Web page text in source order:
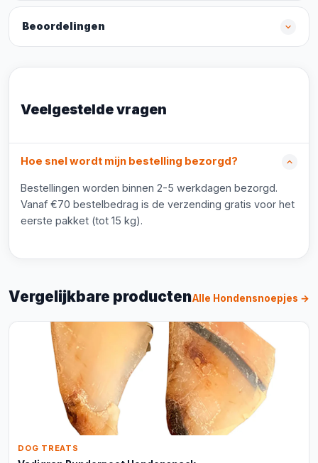
Beoordelingen
Veelgestelde vragen
Hoe snel wordt mijn bestelling bezorgd?
Bestellingen worden binnen 2-5 werkdagen bezorgd.
Vanaf €70 bestelbedrag is de verzending gratis voor het
eerste pakket (tot 15 kg).
Vergelijkbare productenAlle Hondensnoepjes →
DOG TREATS